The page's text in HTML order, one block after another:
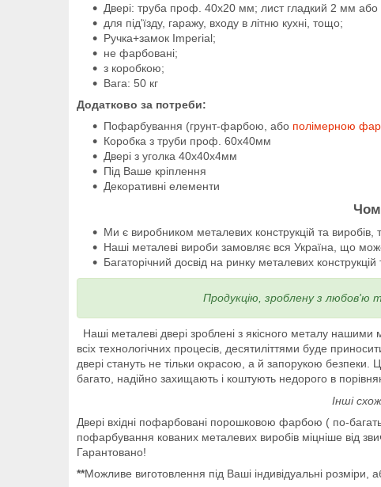
Двері: труба проф. 40х20 мм; лист гладкий 2 мм
для під'їзду, гаражу, входу в літню кухні, тощо;
Ручка+замок Imperial;
не фарбовані;
з коробкою;
Вага: 50 кг
Додатково за потреби:
Пофарбування (грунт-фарбою, або полімерною
Коробка з труби проф. 60х40мм
Двері з уголка 40х40х4мм
Під Ваше кріплення
Декоративні елементи
Ми є виробником металевих конструкцій та
Наші металеві вироби замовляє вся Україна, що
Багаторічний досвід на ринку металевих
Продукцію, зроблену з любов'ю
Наші металеві двері зроблені з якісного металу
всіх технологічних процесів, десятиліттями буде
двері стануть не тільки окрасою, а й запорукою безпеки.
багато, надійно захищають і коштують недорого в
Інші
Двері вхідні пофарбовані порошковою фарбою ( по-
пофарбування кованих металевих виробів міцніше від
Гарантовано!
**Можливе виготовлення під Ваші індивідуальні розміри,